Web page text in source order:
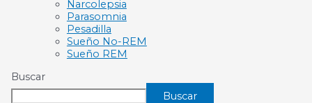
Narcolepsia
Parasomnia
Pesadilla
Sueño No-REM
Sueño REM
Buscar
Buscar